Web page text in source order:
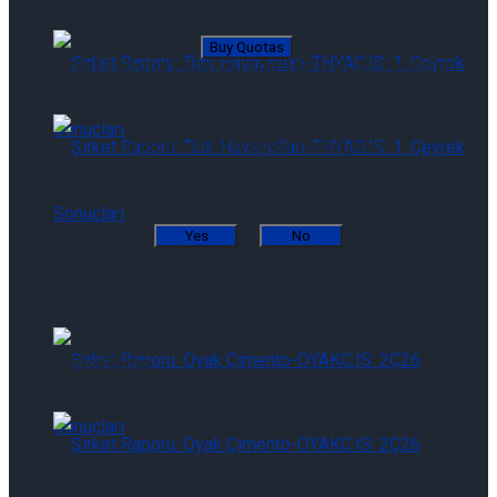
Şirket Raporu: Türk Havayolları-THYAO.IS: Şirket
Şirket Raporu: Hepsiburada-HEPS: 2Ç26 Sonuçları
Güncelleme
Buy Quotas
Are you sure want to cancel subscription?
Yes No